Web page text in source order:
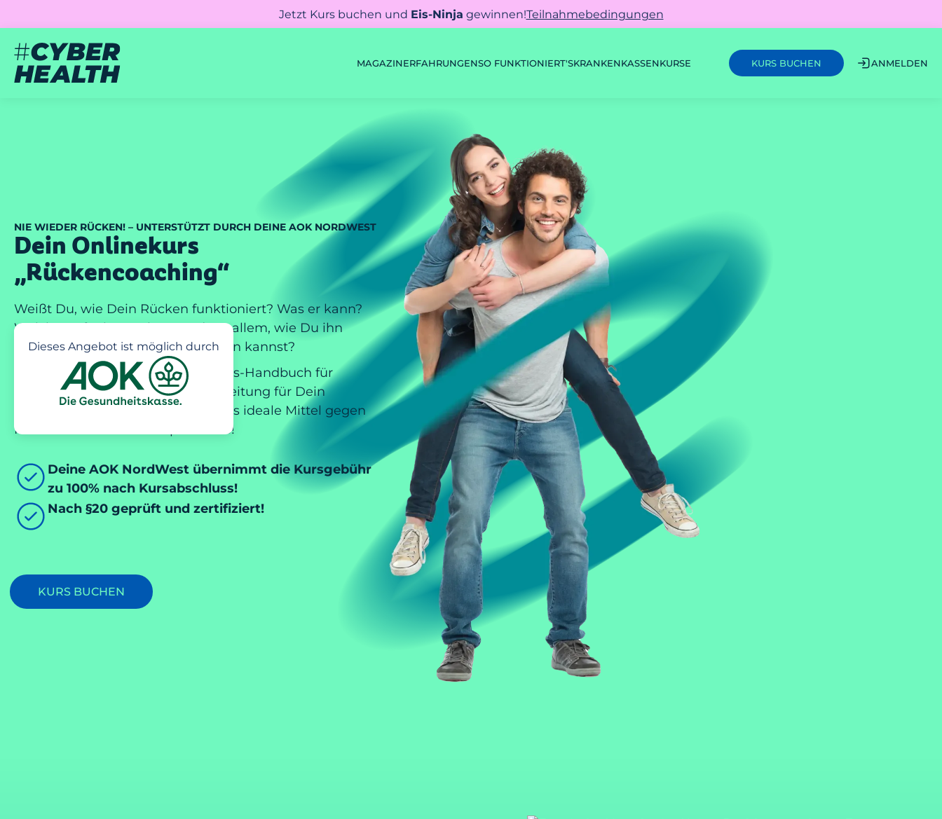
Jetzt Kurs buchen und Eis-Ninja gewinnen!Teilnahmebedingungen
MAGAZINERFAHRUNGENSO FUNKTIONIERT'SKRANKENKASSENKURSE KURS BUCHEN ANMELDEN
Dieses Angebot ist möglich durch
NIE WIEDER RÜCKEN! – UNTERSTÜTZT DURCH DEINE AOK NORDWEST
Dein Onlinekurs
„Rückencoaching“
Weißt Du, wie Dein Rücken funktioniert? Was er kann?
Welche Aufgaben er hat? Und vor allem, wie Du ihn
unterstützen, stärken und entlasten kannst?
Dieser §20-Onlinekurs ist das Praxis-Handbuch für
Deinen Rücken. Eine wichtige Anleitung für Dein
körperliches Wohlbefinden und das ideale Mittel gegen
Rückenschmerzen und -probleme!
Deine AOK NordWest übernimmt die Kursgebühr
zu 100% nach Kursabschluss!
Nach §20 geprüft und zertifiziert!
KURS BUCHEN